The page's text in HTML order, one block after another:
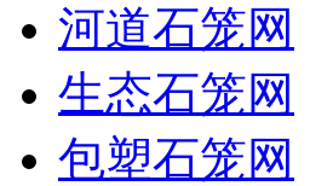
河道石笼网
生态石笼网
包塑石笼网